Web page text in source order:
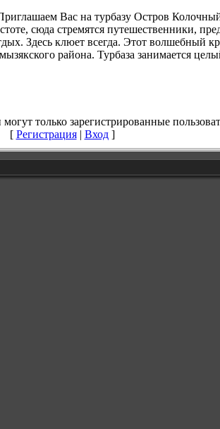
Вас на турбазу Остров
сюда стремятся путешественники,
Здесь клюет всегда. Этот волшебный
района. Турбаза занимается
только зарегистрированные
[ Регистрация| Вход]